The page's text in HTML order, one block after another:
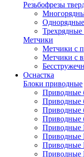
Резьбофрезы
Трехрядные
Метчики
Метчики с
Метчики с
Оснастка
Блоки приводные
Приводные
Приводные
Приводные
Приводные
Приводные
Приводные
Приводные
Приводные